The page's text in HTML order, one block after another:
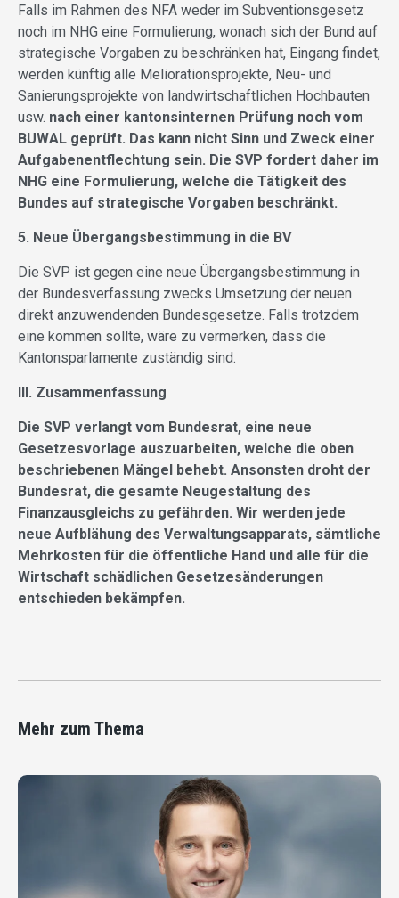
Falls im Rahmen des NFA weder im Subventionsgesetz
noch im NHG eine Formulierung, wonach sich der Bund auf
strategische Vorgaben zu beschränken hat, Eingang findet,
werden künftig alle Meliorationsprojekte, Neu- und
Sanierungsprojekte von landwirtschaftlichen Hochbauten
usw. nach einer kantonsinternen Prüfung noch vom
BUWAL geprüft. Das kann nicht Sinn und Zweck einer
Aufgabenentflechtung sein. Die SVP fordert daher im
NHG eine Formulierung, welche die Tätigkeit des
Bundes auf strategische Vorgaben beschränkt.
5. Neue Übergangsbestimmung in die BV
Die SVP ist gegen eine neue Übergangsbestimmung in
der Bundesverfassung zwecks Umsetzung der neuen
direkt anzuwendenden Bundesgesetze. Falls trotzdem
eine kommen sollte, wäre zu vermerken, dass die
Kantonsparlamente zuständig sind.
III. Zusammenfassung
Die SVP verlangt vom Bundesrat, eine neue
Gesetzesvorlage auszuarbeiten, welche die oben
beschriebenen Mängel behebt. Ansonsten droht der
Bundesrat, die gesamte Neugestaltung des
Finanzausgleichs zu gefährden. Wir werden jede
neue Aufblähung des Verwaltungsapparats, sämtliche
Mehrkosten für die öffentliche Hand und alle für die
Wirtschaft schädlichen Gesetzesänderungen
entschieden bekämpfen.
Mehr zum Thema